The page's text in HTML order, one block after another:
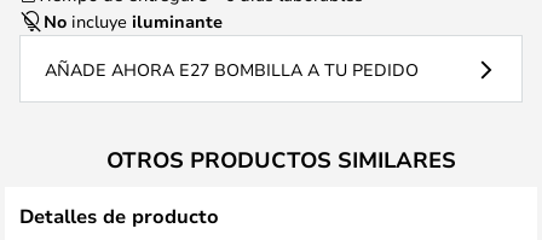
No incluye iluminante
AÑADE AHORA E27 BOMBILLA A TU PEDIDO
OTROS PRODUCTOS SIMILARES
Detalles de producto